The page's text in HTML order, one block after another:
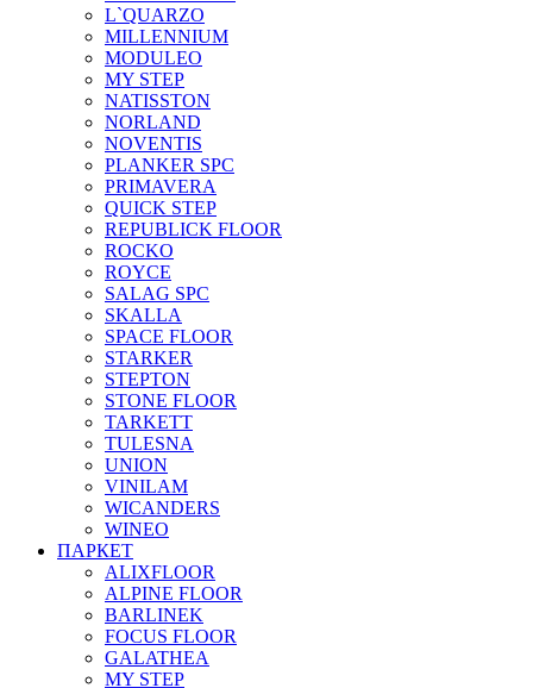
L`QUARZO
MILLENNIUM
MODULEO
MY STEP
NATISSTON
NORLAND
NOVENTIS
PLANKER SPC
PRIMAVERA
QUICK STEP
REPUBLICK FLOOR
ROCKO
ROYCE
SALAG SPC
SKALLA
SPACE FLOOR
STARKER
STEPTON
STONE FLOOR
TARKETT
TULESNA
UNION
VINILAM
WICANDERS
WINEO
ПАРКЕТ
ALIXFLOOR
ALPINE FLOOR
BARLINEK
FOCUS FLOOR
GALATHEA
MY STEP